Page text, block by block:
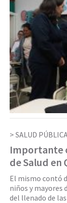
SALUD
Importante
de Salud en
El mismo contó
niños y mayores
del llenado de